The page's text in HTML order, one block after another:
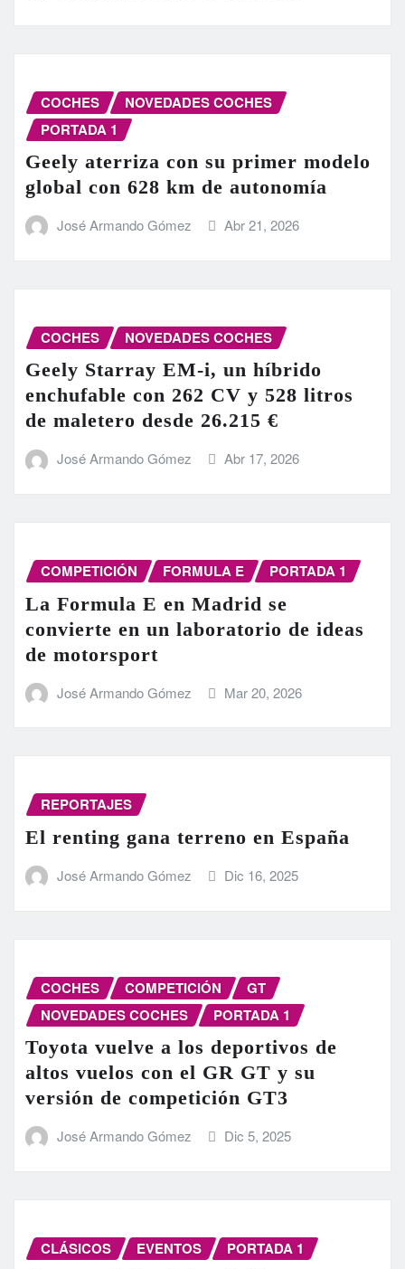
COCHES
NOVEDADES COCHES
PORTADA 1
Geely aterriza con su primer modelo
global con 628 km de autonomía
José Armando Gómez Abr 21, 2026
COCHES NOVEDADES COCHES
Geely Starray EM-i, un híbrido
enchufable con 262 CV y 528 litros
de maletero desde 26.215 €
José Armando Gómez Abr 17, 2026
COMPETICIÓN FORMULA E PORTADA 1
La Formula E en Madrid se
convierte en un laboratorio de ideas
de motorsport
José Armando Gómez Mar 20, 2026
REPORTAJES
El renting gana terreno en España
José Armando Gómez Dic 16, 2025
COCHES COMPETICIÓN
GT
NOVEDADES COCHES
PORTADA 1
Toyota vuelve a los deportivos de
altos vuelos con el GR GT y su
versión de competición GT3
José Armando Gómez Dic 5, 2025
CLÁSICOS EVENTOS PORTADA 1